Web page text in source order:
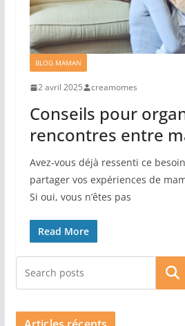
BLOG MAMAN
2 avril 2025 creamomes
Conseils pour
rencontres entre
Avez-vous déjà ressenti ce
partager vos expériences de
Si oui, vous n’êtes pas
Read More